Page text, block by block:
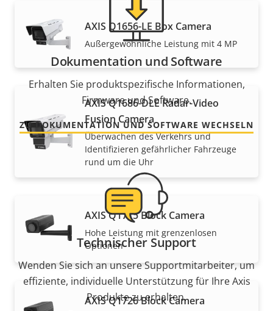
AXIS Q1656-LE Box Camera
Außergewöhnliche Leistung mit 4 MP
AXIS Q1686-DLE Radar-Video
Fusion Camera
Überwachen des Verkehrs und
Identifizieren gefährlicher Fahrzeuge
rund um die Uhr
AXIS Q1715 Block Camera
Hohe Leistung mit grenzenlosen
Optionen
AXIS Q1726 Block Camera
Dokumentation und Software
Erhalten Sie produktspezifische Informationen,
Firmware und Software.
ZU DOKUMENTATION UND SOFTWARE WECHSELN
Technischer Support
Wenden Sie sich an unsere Supportmitarbeiter, um
effiziente, individuelle Unterstützung für Ihre Axis
Produkte zu erhalten.